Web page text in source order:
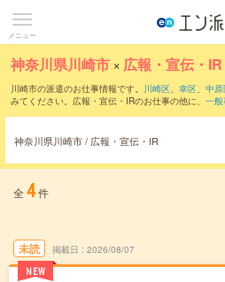
メニュー
神奈川県川崎市 × 広報・宣伝・IR
川崎市の派遣のお仕事情報です。 川崎区、 幸区、 中
みてください。広報・宣伝・IRのお仕事の他に、 一
は？とは？
神奈川県川崎市 / 広報・宣伝・IR
全 4件
未読
NEW
掲載日 2026/08/07